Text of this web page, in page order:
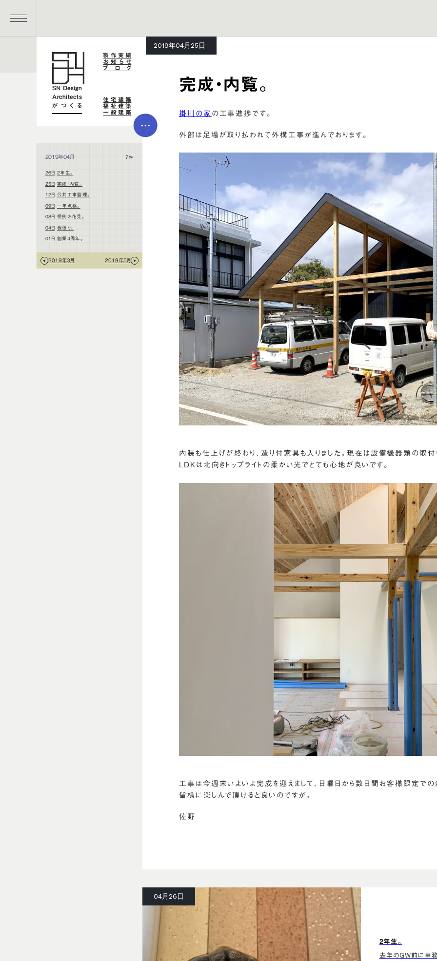
MENU
製作実績
お知らせ
ブログ
SN Design
Architects
がつくる
住宅建築
福祉建築
一般建築
MEN
2019年04月 7件
26日 2年生。
25日 完成・内覧。
12日 公共工事監理。
09日 一年点検。
08日 恒例お花見。
04日 板張り。
01日 創業4周年。
2019年3月 2019年5月
2019年04月25日
完成・内覧。
掛川の家 の工事進捗です。
外部は足場が取り払われて外構工事が進んでおります。
内装も仕上げが終わり、造り付家具も入りました。現在は設備機器類の取付
LDKは北向きトップライトの柔かい光でとても心地が良いです。
工事は今週末いよいよ完成を迎えまして、日曜日から数日間お客様限定での
皆様に楽しんで頂けると良いのですが。
佐野
04月26日
2年生。
去年のGW前に事務